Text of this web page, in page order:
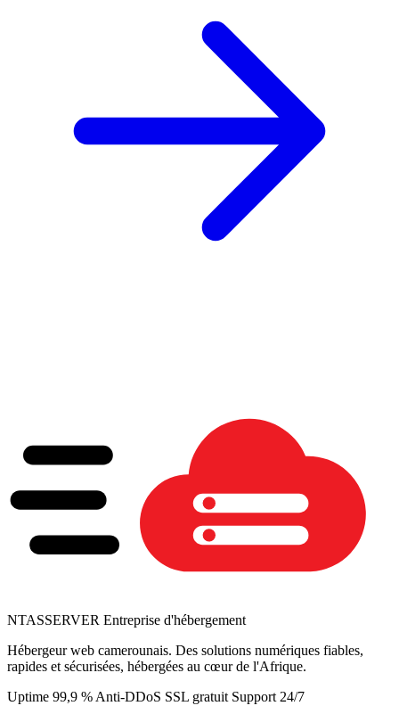
NTASSERVER Entreprise d'hébergement
Hébergeur web camerounais. Des solutions numériques fiables,
rapides et sécurisées, hébergées au cœur de l'Afrique.
Uptime 99,9 % Anti-DDoS SSL gratuit Support 24/7